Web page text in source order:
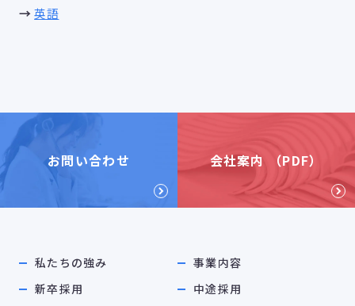
→ 英語
お問い合わせ 会社案内 （PDF）
私たちの強み
事業内容
新卒採用
中途採用